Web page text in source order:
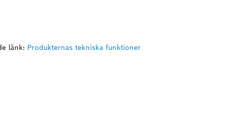
länk: Produkternas tekniska funktioner